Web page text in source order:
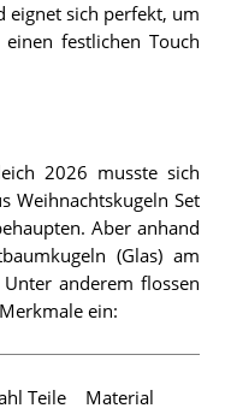
eignet sich perfekt, um
festlichen Touch
2026 musste sich
Weihnachtskugeln Set
Aber anhand
(Glas) am
anderem flossen
ein:
Teile Material